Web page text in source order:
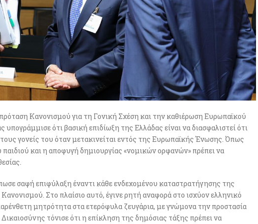
Κανονισμού για τη Γονική Σχέση και την καθιέρωση Ευρωπαϊκού
ότι βασική επιδίωξη της Ελλάδας είναι να διασφαλιστεί ότι
γονείς του όταν μετακινείται εντός της Ευρωπαϊκής Ένωσης. Όπως
και η αποφυγή δημιουργίας «νομικών ορφανών» πρέπει να
σαφή επιφύλαξη έναντι κάθε ενδεχομένου καταστρατήγησης της
Στο πλαίσιο αυτό, έγινε ρητή αναφορά στο ισχύον ελληνικό
μητρότητα στα ετερόφυλα ζευγάρια, με γνώμονα την προστασία
τόνισε ότι η επίκληση της δημόσιας τάξης πρέπει να